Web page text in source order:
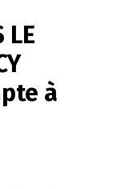
LE
à